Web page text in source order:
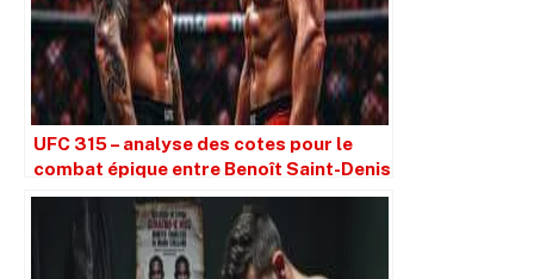
UFC 315 – analyse des cotes pour le
combat épique entre Benoît Saint-Denis
et Kyle Prepolec